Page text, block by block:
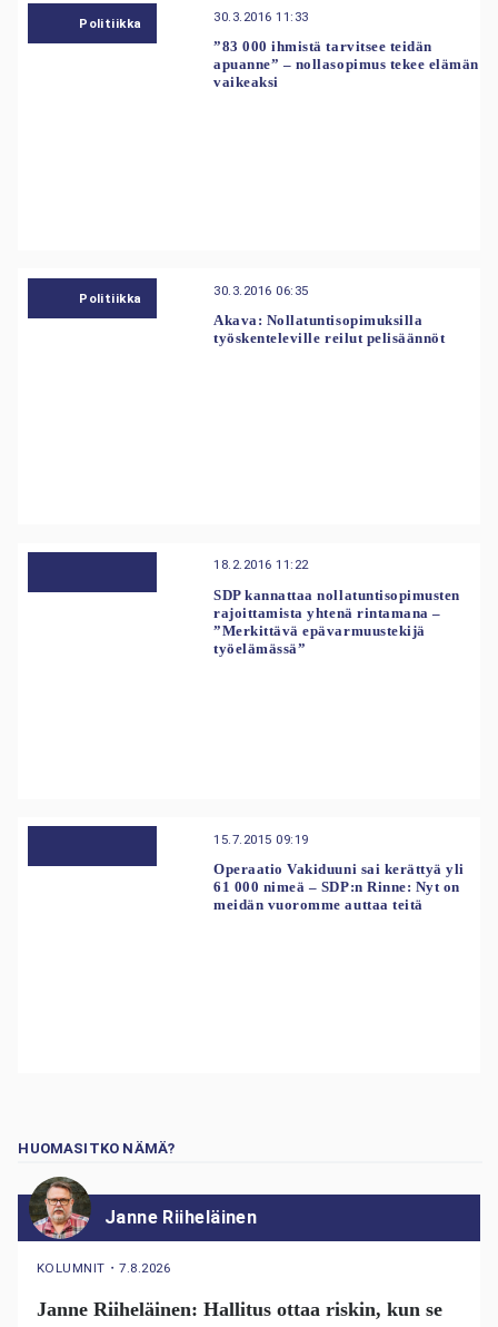
Politiikka 30.3.2016 11:33
”83 000 ihmistä tarvitsee teidän
apuanne” – nollasopimus tekee elämän
vaikeaksi
Politiikka 30.3.2016 06:35
Akava: Nollatuntisopimuksilla
työskenteleville reilut pelisäännöt
18.2.2016 11:22
SDP kannattaa nollatuntisopimusten
rajoittamista yhtenä rintamana –
”Merkittävä epävarmuustekijä
työelämässä”
15.7.2015 09:19
Operaatio Vakiduuni sai kerättyä yli
61 000 nimeä – SDP:n Rinne: Nyt on
meidän vuoromme auttaa teitä
HUOMASITKO NÄMÄ?
Janne Riiheläinen
KOLUMNIT ・7.8.2026
Janne Riiheläinen: Hallitus ottaa riskin, kun se